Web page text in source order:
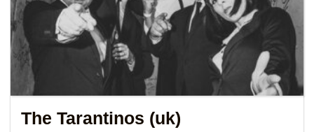
The Tarantinos (uk)